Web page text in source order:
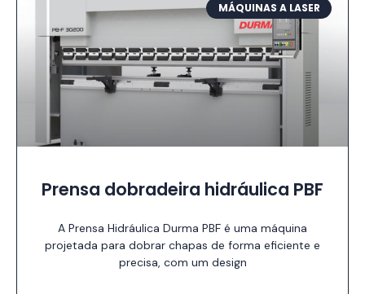
MÁQUINAS A LASER
Prensa dobradeira hidráulica PBF
A Prensa Hidráulica Durma PBF é uma máquina
projetada para dobrar chapas de forma eficiente e
precisa, com um design